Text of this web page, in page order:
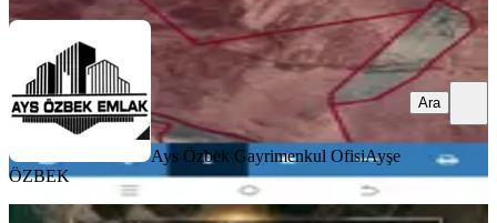
Ays Özbek Gayrimenkul OfisiAyşe
ÖZBEK
Ara